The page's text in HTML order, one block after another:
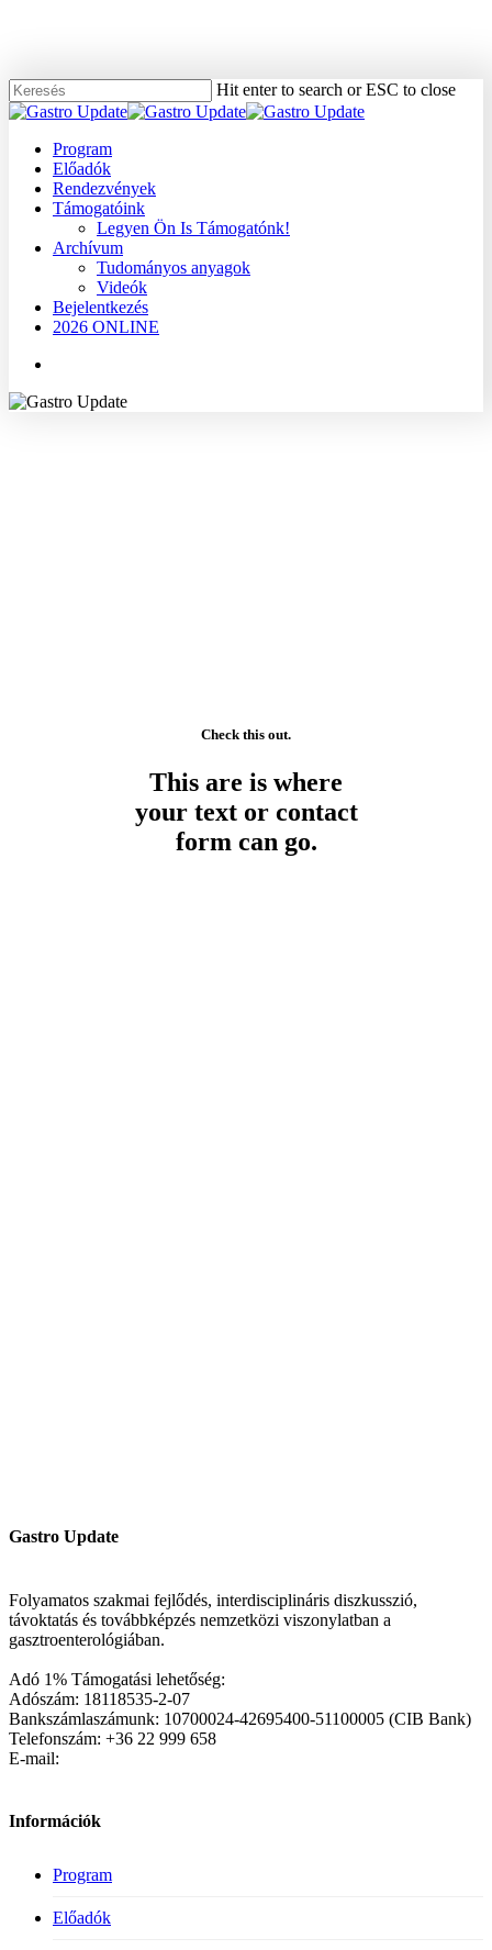
content
Hit enter to search or ESC to close
Close
Menu
Program
Előadók
Rendezvények
Támogatóink
Legyen Ön Is Támogatónk!
Archívum
Tudományos anyagok
Videók
Bejelentkezés
2026 ONLINE
Check this out.
This are is where
your text or contact
form can go.
Gastro Update
Folyamatos szakmai fejlődés, interdisciplináris diszkusszió,
távoktatás és továbbképzés nemzetközi viszonylatban a
gasztroenterológiában.
Adó 1% Támogatási lehetőség:
Adószám: 18118535-2-07
Bankszámlaszámunk: 10700024-42695400-51100005 (CIB Bank)
Telefonszám: +36 22 999 658
E-mail:
Információk
Program
Előadók